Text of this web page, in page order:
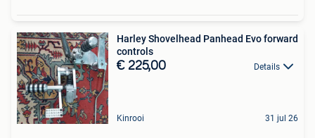
Harley Shovelhead Panhead Evo forward
controls
€ 225,00 Details
Kinrooi 31 jul 26